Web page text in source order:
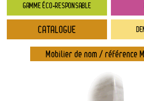
GAMME ÉCO-RESPONSABLE
Contact
Catalogue
→ Nouveautés
→ Gamme éco-responsable
CATALOGUE
Mobilier de nom / référence